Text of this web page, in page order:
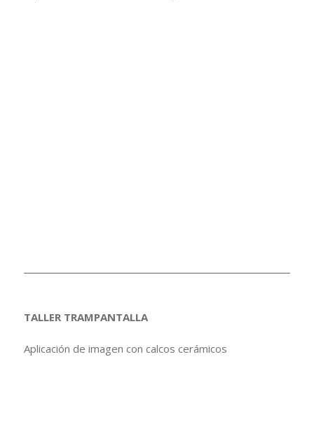
TALLER TRAMPANTALLA
Aplicación de imagen con calcos cerámicos